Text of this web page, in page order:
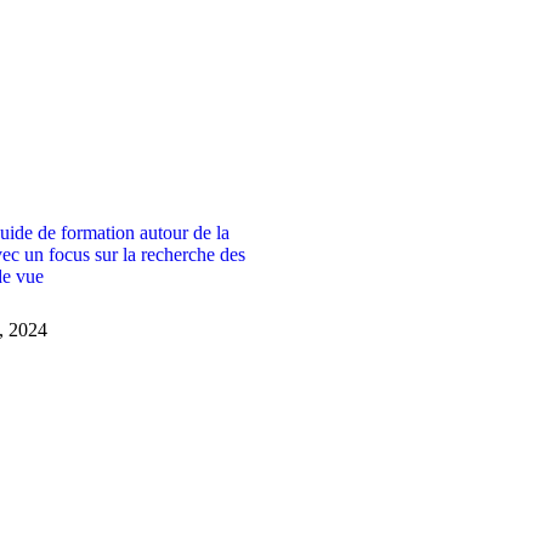
de formation autour de la
un focus sur la recherche des
vue
2024